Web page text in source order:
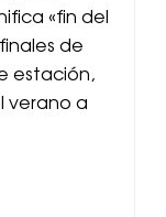
«fin del
de
estación,
verano a